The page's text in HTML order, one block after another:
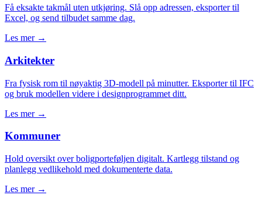
Få eksakte takmål uten utkjøring. Slå opp adressen, eksporter til
Excel, og send tilbudet samme dag.
Les mer →
Arkitekter
Fra fysisk rom til nøyaktig 3D-modell på minutter. Eksporter til IFC
og bruk modellen videre i designprogrammet ditt.
Les mer →
Kommuner
Hold oversikt over boligporteføljen digitalt. Kartlegg tilstand og
planlegg vedlikehold med dokumenterte data.
Les mer →